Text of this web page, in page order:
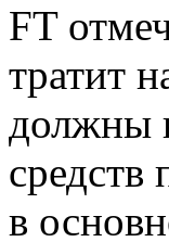
FT
тратит
должны
в